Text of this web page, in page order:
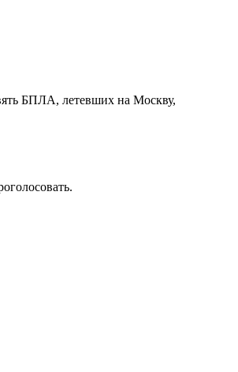
БПЛА, летевших на Москву,